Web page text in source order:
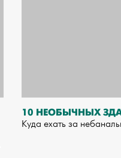
10 НЕОБЫЧНЫХ
Куда ехать за